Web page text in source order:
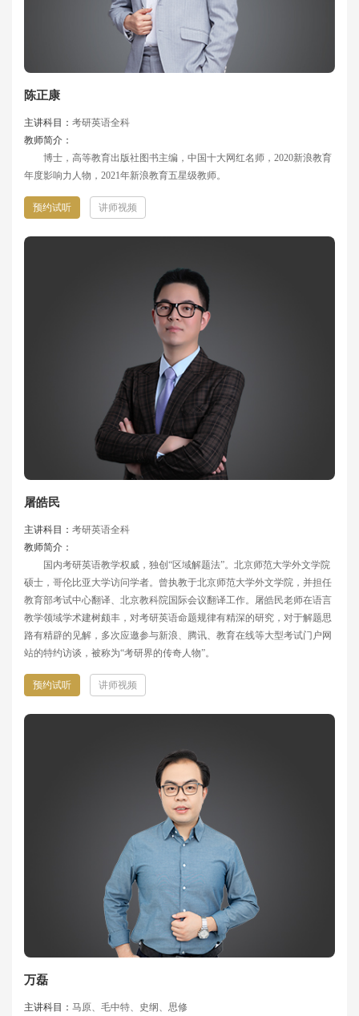
陈正康
主讲科目： 考研英语全科
教师简介：
博士，高等教育出版社图书主编，中国十大网红名师，2020新浪教育
年度影响力人物，2021年新浪教育五星级教师。
预约试听 讲师视频
屠皓民
主讲科目： 考研英语全科
教师简介：
国内考研英语教学权威，独创“区域解题法”。北京师范大学外文学院
硕士，哥伦比亚大学访问学者。曾执教于北京师范大学外文学院，并担任
教育部考试中心翻译、北京教科院国际会议翻译工作。屠皓民老师在语言
教学领域学术建树颇丰，对考研英语命题规律有精深的研究，对于解题思
路有精辟的见解，多次应邀参与新浪、腾讯、教育在线等大型考试门户网
站的特约访谈，被称为“考研界的传奇人物”。
预约试听 讲师视频
万磊
主讲科目： 马原、毛中特、史纲、思修